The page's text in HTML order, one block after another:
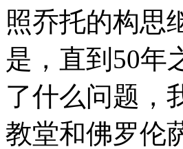
照乔托的构思
是，直到50年
了什么问题，
教堂和佛罗伦